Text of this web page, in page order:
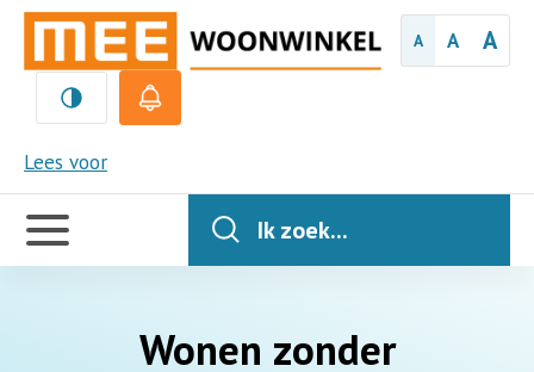
A A A
Lees voor
MEE
Handige
links
Ik zoek...
Wonen zonder